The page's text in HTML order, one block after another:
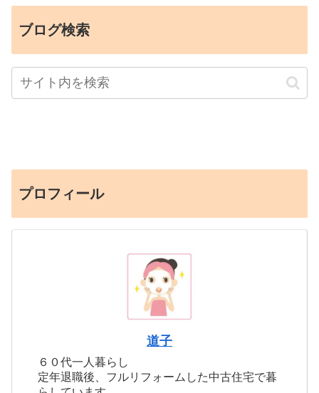
ブログ検索
プロフィール
道子
６０代一人暮らし
定年退職後、フルリフォームした中古住宅で暮